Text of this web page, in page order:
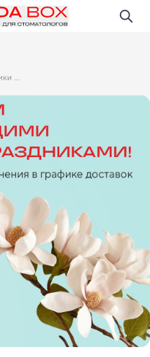
График работы в первомайские праздники 2025